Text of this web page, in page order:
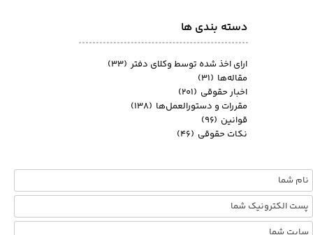
دسته بندی ها
ارای اخذ شده توسط وکلای دفتر (۳۳)
مقاله‌ها (۳۱)
اخبار حقوقی (۲۰۱)
مقررات و دستورالعمل‌ها (۱۳۸)
قوانین (۹۶)
نکات حقوقی (۴۶)